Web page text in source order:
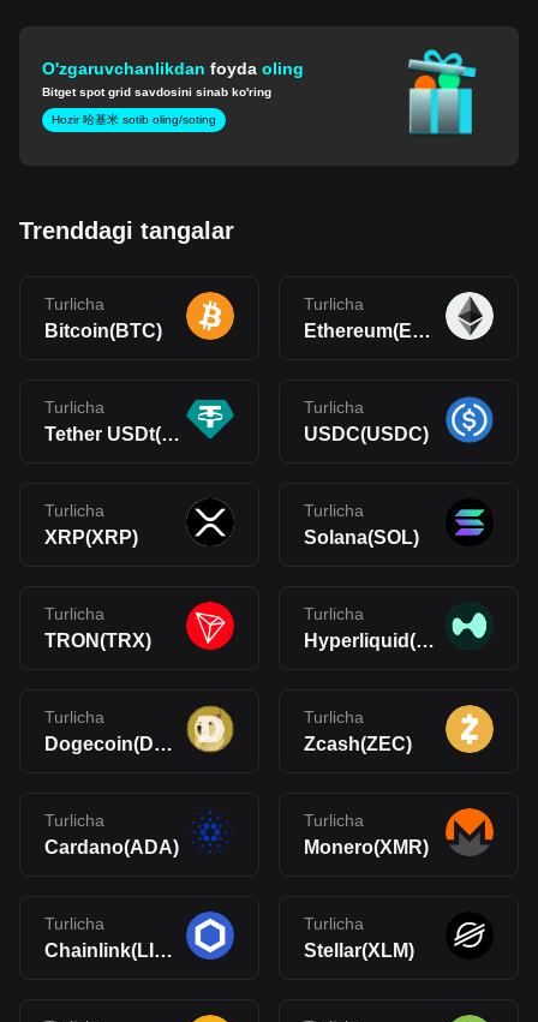
O'zgaruvchanlikdanfoydaoling
Bitget spot grid savdosini sinab ko'ring
Hozir 哈基米 sotib oling/soting
Trenddagi tangalar
Turlicha
Bitcoin(BTC)
Turlicha
Ethereum(ETH)
Turlicha
Tether USDt(USDT)
Turlicha
USDC(USDC)
Turlicha
XRP(XRP)
Turlicha
Solana(SOL)
Turlicha
TRON(TRX)
Turlicha
Hyperliquid(HYPE)
Turlicha
Dogecoin(DOGE)
Turlicha
Zcash(ZEC)
Turlicha
Cardano(ADA)
Turlicha
Monero(XMR)
Turlicha
Chainlink(LINK)
Turlicha
Stellar(XLM)